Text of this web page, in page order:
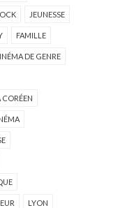
JEUNESSE
FAMILLE
DE GENRE
LYON